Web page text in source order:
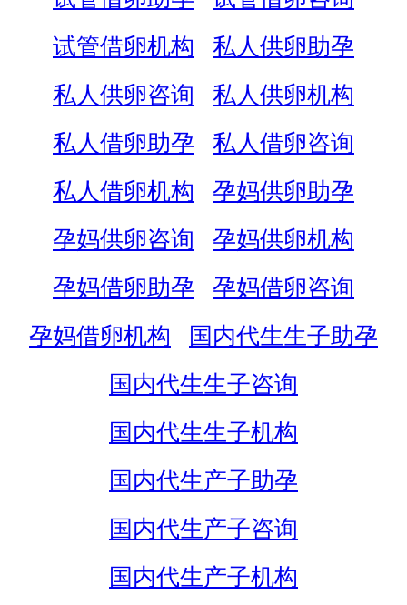
试管借卵机构
私人供卵助孕
私人供卵咨询
私人供卵机构
私人借卵助孕
私人借卵咨询
私人借卵机构
孕妈供卵助孕
孕妈供卵咨询
孕妈供卵机构
孕妈借卵助孕
孕妈借卵咨询
孕妈借卵机构
国内代生生子助孕
国内代生生子咨询
国内代生生子机构
国内代生产子助孕
国内代生产子咨询
国内代生产子机构